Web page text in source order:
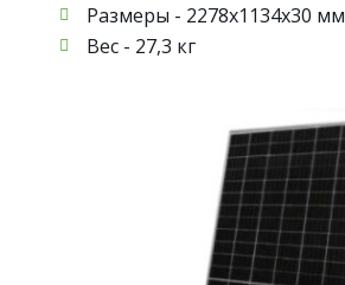
Размеры - 2278х1134х30 мм
Вес - 27,3 кг